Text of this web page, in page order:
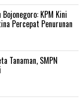
KPM Kini
Percepat Penurunan
Tanaman, SMPN